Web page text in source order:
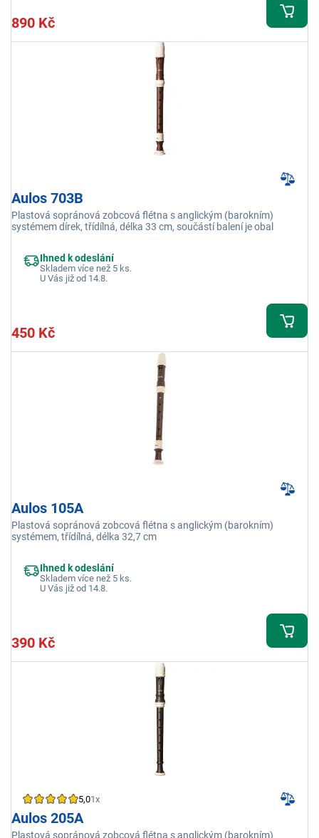
890 Kč
Aulos 703B
Plastová sopránová zobcová flétna s anglickým (barokním)
systémem dírek, třídílná, délka 33 cm, součástí balení je obal
Ihned k odeslání
Skladem více než 5 ks.
U Vás již od 14.8.
450 Kč
Aulos 105A
Plastová sopránová zobcová flétna s anglickým (barokním)
systémem, třídílná, délka 32,7 cm
Ihned k odeslání
Skladem více než 5 ks.
U Vás již od 14.8.
390 Kč
5,01x
Aulos 205A
Plastová sopránová zobcová flétna s anglickým (barokním)